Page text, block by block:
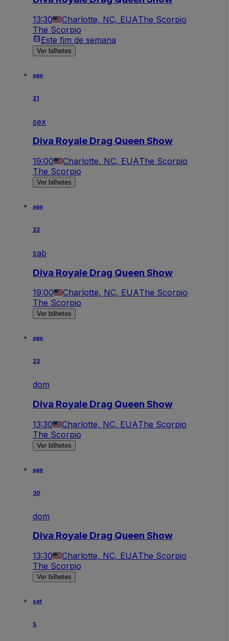
13:30 Charlotte, NC, EUAThe Scorpio
The Scorpio
Este fim de semana
Ver bilhetes
ago
21
sex
Diva Royale Drag Queen Show
19:00 Charlotte, NC, EUAThe Scorpio
The Scorpio
Ver bilhetes
ago
22
sab
Diva Royale Drag Queen Show
19:00 Charlotte, NC, EUAThe Scorpio
The Scorpio
Ver bilhetes
ago
23
dom
Diva Royale Drag Queen Show
13:30 Charlotte, NC, EUAThe Scorpio
The Scorpio
Ver bilhetes
ago
30
dom
Diva Royale Drag Queen Show
13:30 Charlotte, NC, EUAThe Scorpio
The Scorpio
Ver bilhetes
set
5